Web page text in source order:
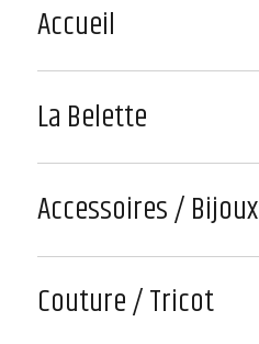
Accueil
La Belette
Accessoires / Bijoux
Couture / Tricot